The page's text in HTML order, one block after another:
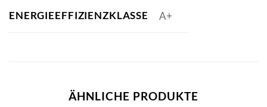
ENERGIEEFFIZIENZKLASSE A+
ÄHNLICHE PRODUKTE